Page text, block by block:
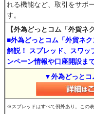
れる機能など、取引をサポ
す。
【外為どっとコム「外貨ネ
■外為どっとコム「外貨ネ
解説！ スプレッド、スワッ
ンペーン情報や口座開設ま
▼外為どっとコ
※スプレッドはすべて例外あり。この